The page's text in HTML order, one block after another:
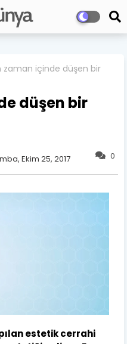
zaman içinde düşen bir
düşen bir
0
Ekim 25, 2017
estetik cerrahi